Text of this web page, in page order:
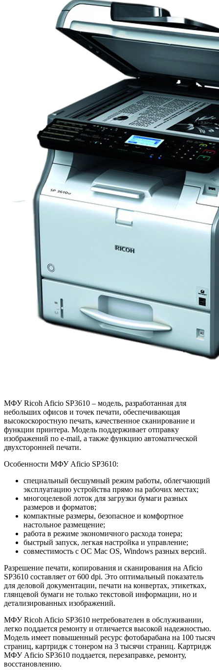
МФУ Ricoh Aficio SP3610 – модель, разработанная для
небольших офисов и точек печати, обеспечивающая
высокоскоростную печать, качественное сканирование и
функции принтера. Модель поддерживает отправку
изображений по e-mail, а также функцию автоматической
двухсторонней печати.
Особенности МФУ Aficio SP3610:
специальный бесшумный режим работы, облегчающий
эксплуатацию устройства прямо на рабочих местах;
многоцелевой лоток для загрузки бумаги разных
размеров и форматов;
компактные размеры, безопасное и комфортное
настольное размещение;
работа в режиме экономичного расхода тонера;
быстрый запуск, легкая настройка и управление;
совместимость с ОС Mac OS, Windows разных версий.
Разрешение печати, копирования и сканирования на Aficio
SP3610 составляет от 600 dpi. Это оптимальный показатель
для деловой документации, печати на конвертах, этикетках,
глянцевой бумаги не только текстовой информации, но и
детализированных изображений.
МФУ Ricoh Aficio SP3610 нетребователен в обслуживании,
легко поддается ремонту и отличается высокой надежностью.
Модель имеет повышенный ресурс фотобарабана на 100 тысяч
страниц, картридж с тонером на 3 тысячи страниц. Картридж
МФУ Aficio SP3610 поддается, перезаправке, ремонту,
восстановлению.